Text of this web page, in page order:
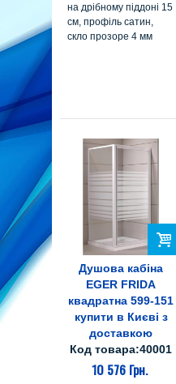
на дрібному піддоні 15
см, профіль сатин,
скло прозоре 4 мм
Душова кабіна
EGER FRIDA
квадратна 599-151
купити в Києві з
доставкою
Код товара:40001
10 576 Грн.